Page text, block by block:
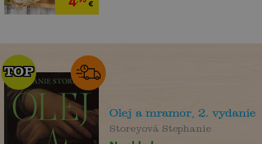
€
TOP
TOP
Olej a mramor, 2. vydanie
Storeyová Stephanie